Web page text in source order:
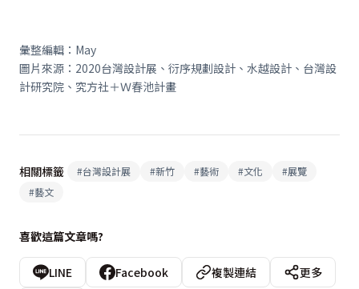
彙整編輯： May
圖片來源： 2020台灣設計展、衍序規劃設計、水越設計、台灣設
計研究院、究方社＋Ｗ春池計畫
相關標籤 #台灣設計展 #新竹 #藝術 #文化 #展覽
#藝文
喜歡這篇文章嗎?
LINE Facebook 複製連結
更多